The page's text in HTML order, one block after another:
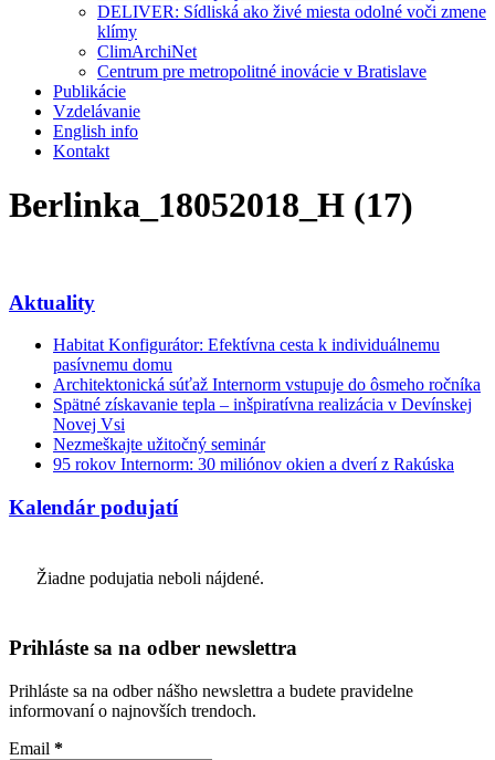
DELIVER: Sídliská ako živé miesta odolné voči zmene
klímy
ClimArchiNet
Centrum pre metropolitné inovácie v Bratislave
Publikácie
Vzdelávanie
English info
Kontakt
Berlinka_18052018_H (17)
Aktuality
Habitat Konfigurátor: Efektívna cesta k individuálnemu
pasívnemu domu
Architektonická súťaž Internorm vstupuje do ôsmeho ročníka
Spätné získavanie tepla – inšpiratívna realizácia v Devínskej
Novej Vsi
Nezmeškajte užitočný seminár
95 rokov Internorm: 30 miliónov okien a dverí z Rakúska
Kalendár podujatí
Žiadne podujatia neboli nájdené.
Prihláste sa na odber newslettra
Prihláste sa na odber nášho newslettra a budete pravidelne
informovaní o najnovších trendoch.
Email *